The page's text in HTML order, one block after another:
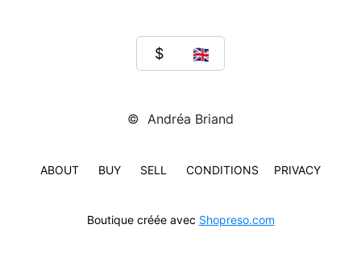
© Andréa Briand
ABOUT BUY SELL CONDITIONS PRIVACY
Boutique créée avec Shopreso.com